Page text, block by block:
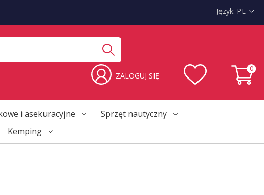
Język: PL
0
ZALOGUJ SIĘ
i asekuracyjne
Sprzęt nautyczny
Kemping